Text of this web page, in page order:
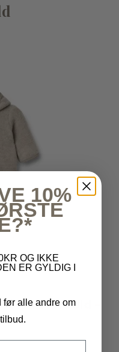
Merino Uld -
10%
OG IKKE
ER GYLDIG I
før alle andre om